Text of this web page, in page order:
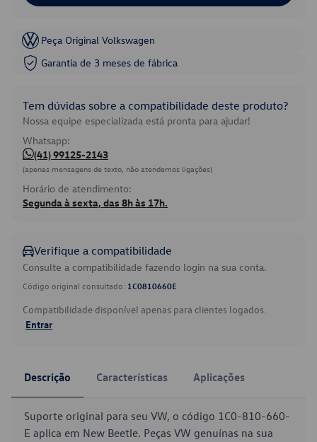
Peça Original Volkswagen
Garantia de 3 meses de fábrica
Tem dúvidas sobre a compatibilidade deste produto?
Nossa equipe especializada está pronta para ajudar!
Whatsapp:
(41) 99125-2143
(apenas mensagens de texto, não atendemos ligações)
Horário de atendimento:
Segunda à sexta, das 8h às 17h.
Verifique a compatibilidade
Consulte a compatibilidade fazendo login na sua conta.
Código original consultado: 1C0810660E
Compatibilidade disponível apenas para clientes logados.
Entrar
Descrição Características Aplicações
Suporte original para seu VW, o código 1C0-810-660-
E aplica em New Beetle. Peças VW genuínas na sua